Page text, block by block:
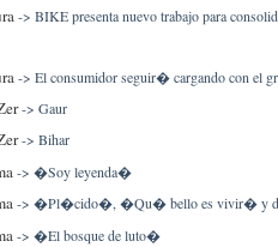
-> BIKE presenta nuevo trabajo para
-> El consumidor seguir� cargando con el
-> Gaur
-> Bihar
-> �Soy leyenda�
-> �Pl�cido�, �Qu� bello es vivir� y
-> �El bosque de luto�